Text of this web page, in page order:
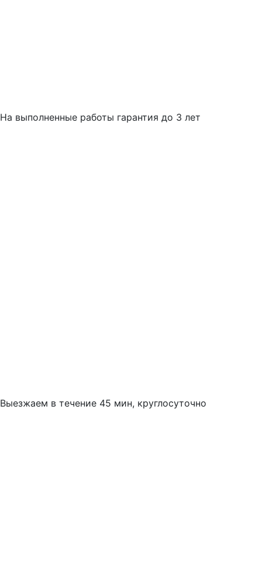
На выполненные работы гарантия до 3 лет
Выезжаем в течение 45 мин, круглосуточно